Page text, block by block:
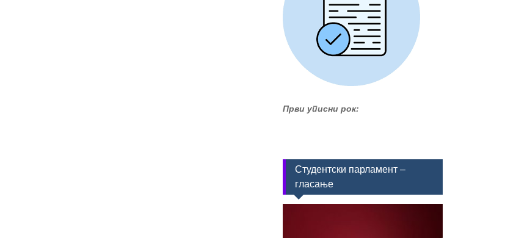
Први уписни рок:
Студентски парламент –
гласање